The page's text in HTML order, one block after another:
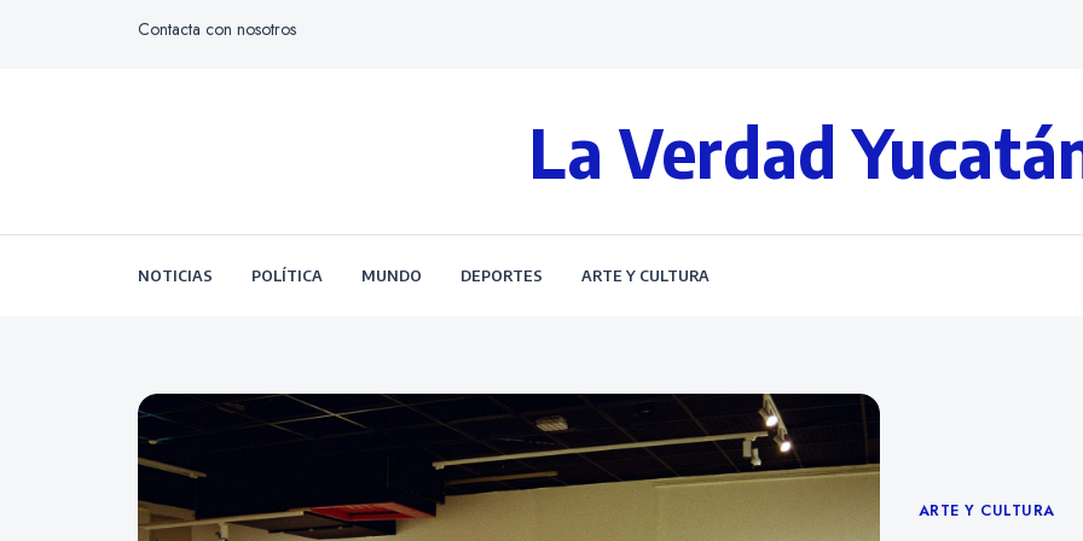
Contacta con nosotros
La Verdad
NOTICIAS POLÍTICA MUNDO DEPORTES ARTE Y CULTURA
Categories
ARTE Y CULTURA